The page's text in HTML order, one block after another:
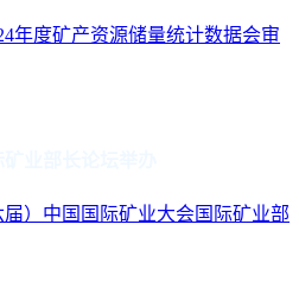
年度矿产资源储量统计数据会审
届）中国国际矿业大会国际矿业部